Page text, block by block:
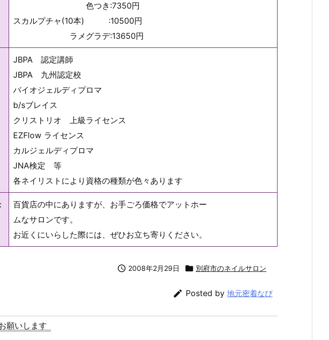
色つき:7350円
スカルプチャ(10本) :10500円
ラメグラデ:13650円
JBPA 認定講師
JBPA 九州認定校
バイオジェルディプロマ
b/sブレイス
クリストリオ 上級ライセンス
EZFlow ライセンス
カルジェルディプロマ
JNA検定 等
各ネイリストにより資格の種類が色々あります
百貨店の中にありますが、お手ごろ価格でアットホー
ムなサロンです。
お近くにいらした際には、ぜひお立ち寄りください。
 2008年2月29日  別府市のネイルサロン
 Posted by 地元密着なび
願いします